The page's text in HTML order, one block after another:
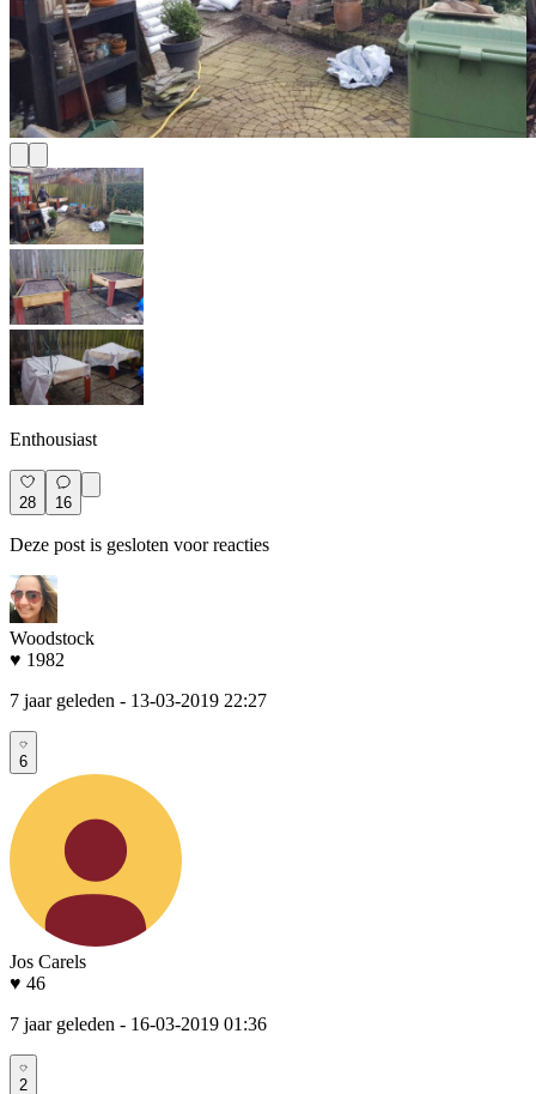
Enthousiast
28 16
Deze post is gesloten voor reacties
Woodstock
♥ 1982
7 jaar geleden - 13-03-2019 22:27
6
Jos Carels
♥ 46
7 jaar geleden - 16-03-2019 01:36
2